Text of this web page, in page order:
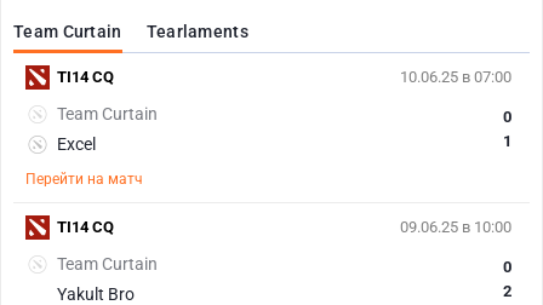
Team Curtain Tearlaments
10.06.25 в 07:00
Team Curtain
Excel
0
1
Перейти на матч
TI14 CQ
09.06.25 в 10:00
Team Curtain
Yakult Bro
0
2
TI14 CQ